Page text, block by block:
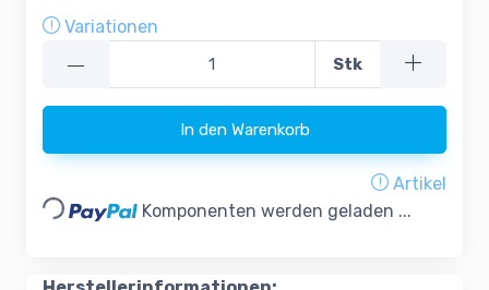
Variationen
— Stk
In den Warenkorb
Artikel
Loading... Komponenten werden geladen ...